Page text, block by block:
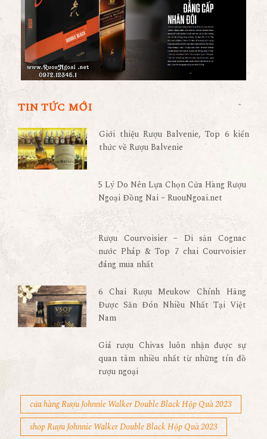
TIN TỨC MỚI
Giới thiệu Rượu Balvenie, Top 6 kiến
thức về Rượu Balvenie
5 Lý Do Nên Lựa Chọn Cửa Hàng Rượu
Ngoại Đồng Nai – RuouNgoai.net
Rượu Courvoisier – Di sản Cognac
nước Pháp & Top 7 chai Courvoisier
đáng mua nhất
6 Chai Rượu Meukow Chính Hãng
Được Săn Đón Nhiều Nhất Tại Việt
Nam
Giá rượu Chivas luôn nhận được sự
quan tâm nhiều nhất từ những tín đồ
rượu ngoại
cửa hàng Rượu Johnnie Walker Double Black Hộp Quà 2023
shop Rượu Johnnie Walker Double Black Hộp Quà 2023